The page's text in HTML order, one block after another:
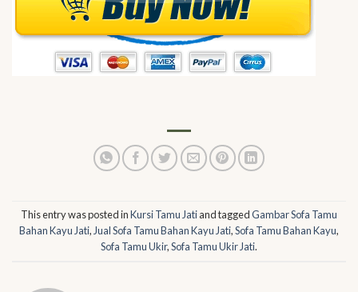
This entry was posted inKursi Tamu Jatiand taggedGambar Sofa Tamu
Bahan Kayu Jati,Jual Sofa Tamu Bahan Kayu Jati,Sofa Tamu Bahan Kayu,
Sofa Tamu Ukir,Sofa Tamu Ukir Jati.